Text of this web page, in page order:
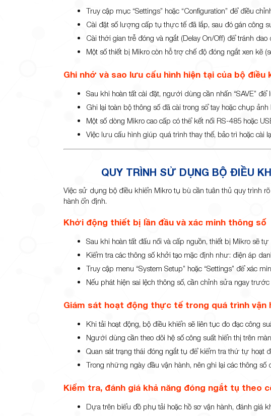
Truy cập mục “Settings” hoặc “Configuration” để điều
Cài đặt số lượng cấp tụ thực tế đã lắp, sau đó gán công
Cài thời gian trễ đóng và ngắt (Delay On/Off) để tránh
Một số thiết bị Mikro còn hỗ trợ chế độ đóng ngắt xen kẽ
Ghi nhớ và sao lưu cấu hình hiện tại của bộ điều
Sau khi hoàn tất cài đặt, người dùng cần nhấn “SAVE”
Ghi lại toàn bộ thông số đã cài trong sổ tay hoặc chụp
Một số dòng Mikro cao cấp có thể kết nối RS-485 hoặc
Việc lưu cấu hình giúp quá trình thay thế, bảo trì hoặc cài
QUY TRÌNH SỬ DỤNG BỘ ĐIỀU
Việc sử dụng bộ điều khiển Mikro tụ bù cần tuân thủ quy trình
hành ổn định.
Khởi động thiết bị lần đầu và xác minh thông số
Sau khi hoàn tất đấu nối và cấp nguồn, thiết bị Mikro sẽ
Kiểm tra các thông số khởi tạo mặc định như: điện áp
Truy cập menu “System Setup” hoặc “Settings” để xác
Nếu phát hiện sai lệch thông số, cần chỉnh sửa ngay
Giám sát hoạt động thực tế trong quá trình vận
Khi tải hoạt động, bộ điều khiển sẽ liên tục đo đạc công
Người dùng cần theo dõi hệ số công suất hiển thị trên
Quan sát trạng thái đóng ngắt tụ để kiểm tra thứ tự hoạt
Trong những ngày đầu vận hành, nên ghi lại các thông
Kiểm tra, đánh giá khả năng đóng ngắt tụ theo
Dựa trên biểu đồ phụ tải hoặc hồ sơ vận hành, đánh giá